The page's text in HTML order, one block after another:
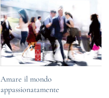
Amare il mondo
appassionatamente